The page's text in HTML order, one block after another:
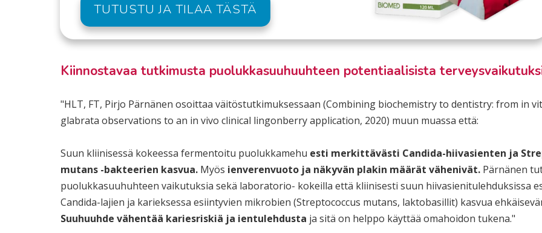
TUTUSTU JA TILAA TÄSTÄ
Kiinnostavaa tutkimusta puolukkasuuhuuhteen potentiaalisista
"HLT, FT, Pirjo Pärnänen osoittaa väitöstutkimuksessaan (Combining biochemistry to dentistry: from in
glabrata observations to an in vivo clinical lingonberry application, 2020) muun muassa että:
Suun kliinisessä kokeessa fermentoitu puolukkamehu esti merkittävästi Candida-hiivasienten ja
mutans -bakteerien kasvua. Myös ienverenvuoto ja näkyvän plakin määrät vähenivät. Pärnänen
puolukkasuuhuhteen vaikutuksia sekä laboratorio- kokeilla että kliinisesti suun hiivasienitulehduksissa
Candida-lajien ja karieksessa esiintyvien mikrobien (Streptococcus mutans, laktobasillit) kasvua
Suuhuuhde vähentää kariesriskiä ja ientulehdusta ja sitä on helppo käyttää omahoidon tukena."